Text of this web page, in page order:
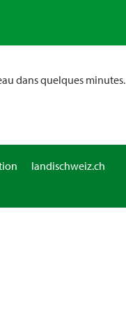
dans quelques minutes.
landischweiz.ch